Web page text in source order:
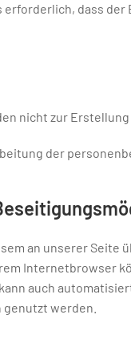
dass
nicht zur
der
an unserer
Internetbrowser
auch
werden.